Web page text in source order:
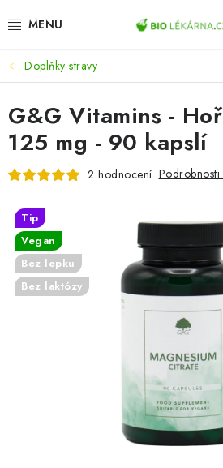
na
AKCE
DOPLŇKY STRAVY
PŘÍRODNÍ KOSMETIKA
ZDRAVÉ POTRAVINY
PŘÍSTROJE
Odborný garant MUDr. Monika Klaudysová
Obchodní podmínky Kontakty
Doplňky stravy
G&G Vitamins -
125 mg - 90 kapslí
2 hodnocení
Tip
Vegan
Bez lepku
Bez laktózy